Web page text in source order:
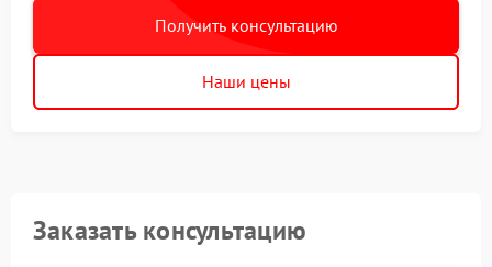
Получить консультацию
Наши цены
Заказать консультацию